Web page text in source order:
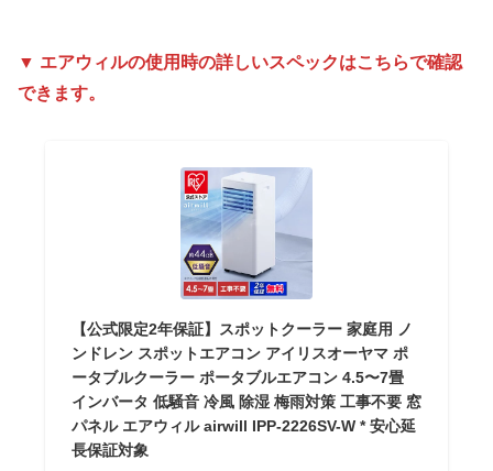
▼ エアウィルの使用時の詳しいスペックはこちらで確認
できます。
【公式限定2年保証】スポットクーラー 家庭用 ノ
ンドレン スポットエアコン アイリスオーヤマ ポ
ータブルクーラー ポータブルエアコン 4.5〜7畳
インバータ 低騒音 冷風 除湿 梅雨対策 工事不要 窓
パネル エアウィル airwill IPP-2226SV-W * 安心延
長保証対象